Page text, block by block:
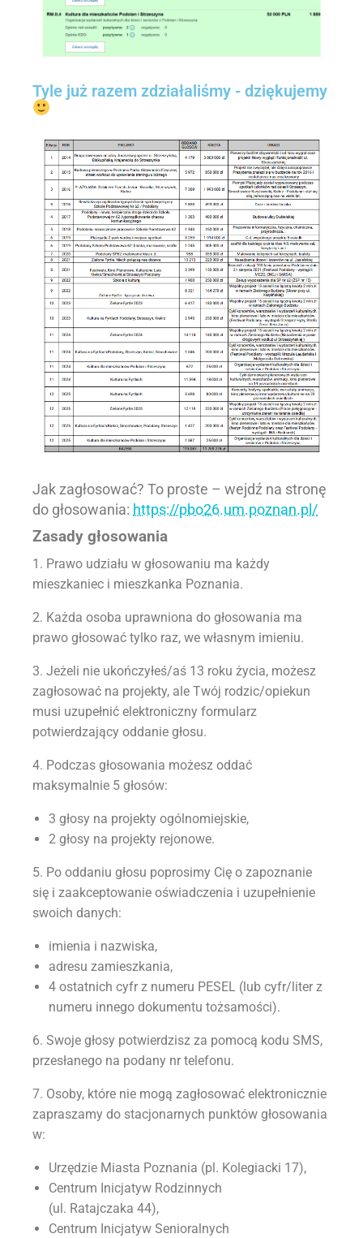
Tyle już razem zdziałaliśmy - dziękujemy
Jak zagłosować? To proste – wejdź na stronę
do głosowania: https://pbo26.um.poznan.pl/
Zasady głosowania
1. Prawo udziału w głosowaniu ma każdy
mieszkaniec i mieszkanka Poznania.
2. Każda osoba uprawniona do głosowania ma
prawo głosować tylko raz, we własnym imieniu.
3. Jeżeli nie ukończyłeś/aś 13 roku życia, możesz
zagłosować na projekty, ale Twój rodzic/opiekun
musi uzupełnić elektroniczny formularz
potwierdzający oddanie głosu.
4. Podczas głosowania możesz oddać
maksymalnie 5 głosów:
3 głosy na projekty ogólnomiejskie,
2 głosy na projekty rejonowe.
5. Po oddaniu głosu poprosimy Cię o zapoznanie
się i zaakceptowanie oświadczenia i uzupełnienie
swoich danych:
imienia i nazwiska,
adresu zamieszkania,
4 ostatnich cyfr z numeru PESEL (lub cyfr/liter z
numeru innego dokumentu tożsamości).
6. Swoje głosy potwierdzisz za pomocą kodu SMS,
przesłanego na podany nr telefonu.
7. Osoby, które nie mogą zagłosować elektronicznie
zapraszamy do stacjonarnych punktów głosowania
w:
Urzędzie Miasta Poznania (pl. Kolegiacki 17),
Centrum Inicjatyw Rodzinnych
(ul. Ratajczaka 44),
Centrum Inicjatyw Senioralnych